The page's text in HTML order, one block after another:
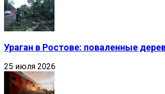
Ураган в Ростове: поваленные
25 июля 2026